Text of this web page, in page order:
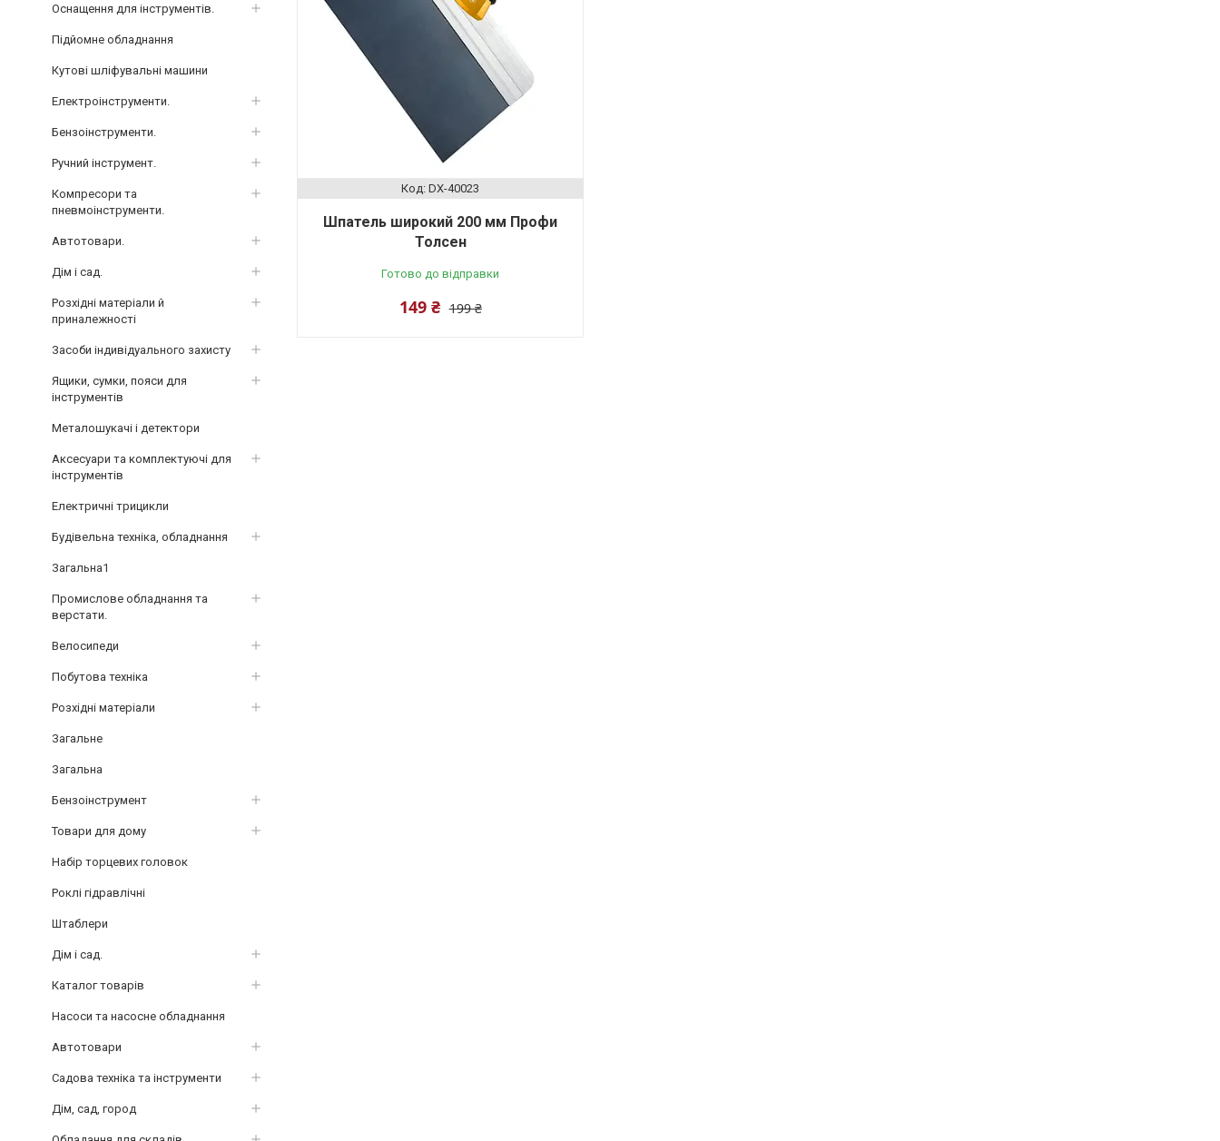
DX-40023
Шпатель широкий 200 мм Профи
Толсен
Готово до відправки
199 ₴
149 ₴
Оснащення для інструментів.
Підйомне обладнання
Кутові шліфувальні машини
Електроінструменти.
Бензоінструменти.
Ручний інструмент.
Компресори та
пневмоінструменти.
Автотовари.
Дім і сад.
Розхідні матеріали й
приналежності
Засоби індивідуального захисту
Ящики, сумки, пояси для
інструментів
Металошукачі і детектори
Аксесуари та комплектуючі для
інструментів
Електричні трицикли
Будівельна техніка, обладнання
Загальна1
Промислове обладнання та
верстати.
Велосипеди
Побутова техніка
Розхідні матеріали
Загальне
Загальна
Бензоінструмент
Товари для дому
Набір торцевих головок
Роклі гідравлічні
Штаблери
Дім і сад.
Каталог товарів
Насоси та насосне обладнання
Автотовари
Садова техніка та інструменти
Дім, сад, город